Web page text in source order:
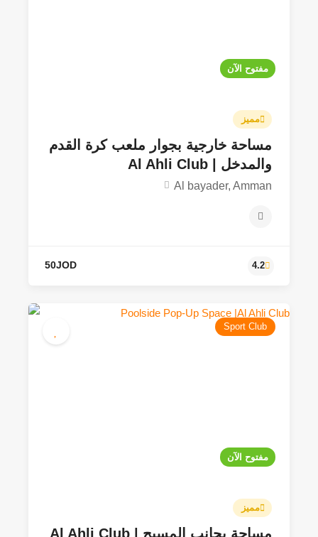
مفتوح الآن
مميز
مساحة خارجية بجوار ملعب كرة القدم
والمدخل | Al Ahli Club
Al bayader, Amman
مفتوح الآن
Sport Club
مميز
مساحة بجانب المسبح | Al Ahli Club